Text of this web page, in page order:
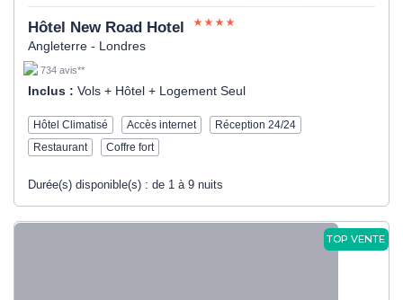
Hôtel New Road Hotel
Angleterre - Londres
734 avis**
Inclus : Vols + Hôtel + Logement Seul
Hôtel Climatisé Accès internet
Réception 24/24
Restaurant
Coffre fort
Durée(s) disponible(s) : de 1 à 9 nuits
TOP VENTE